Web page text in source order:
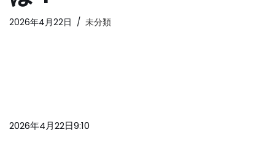
2026年4月22日 未分類
2026年4月22日9:10